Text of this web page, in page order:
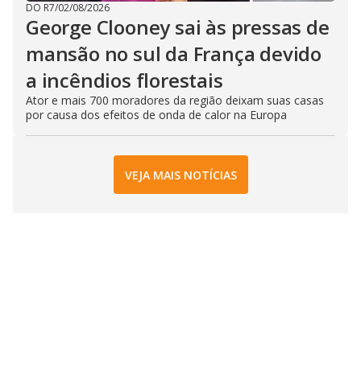
DO R7/02/08/2026
George Clooney sai às pressas de
mansão no sul da França devido
a incêndios florestais
Ator e mais 700 moradores da região deixam suas casas
por causa dos efeitos de onda de calor na Europa
VEJA MAIS NOTÍCIAS